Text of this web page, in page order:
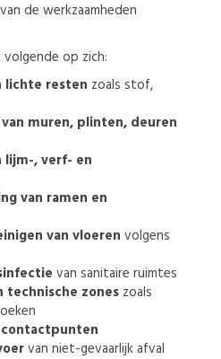
de werkzaamheden
op zich:
lichte resten zoals stof,
muren, plinten, deuren
lijm-, verf- en
van ramen en
van vloeren volgens
van sanitaire ruimtes
technische zoneszoals
van niet-gevaarlijk afval